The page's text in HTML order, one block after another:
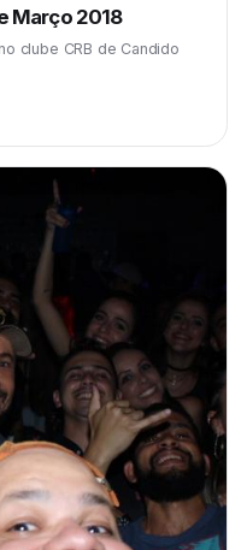
Março 2018
clube CRB de Candido